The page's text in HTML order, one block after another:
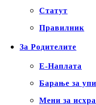
Статут
Правилник
За Родителите
Е-Наплата
Барање за
Мени за